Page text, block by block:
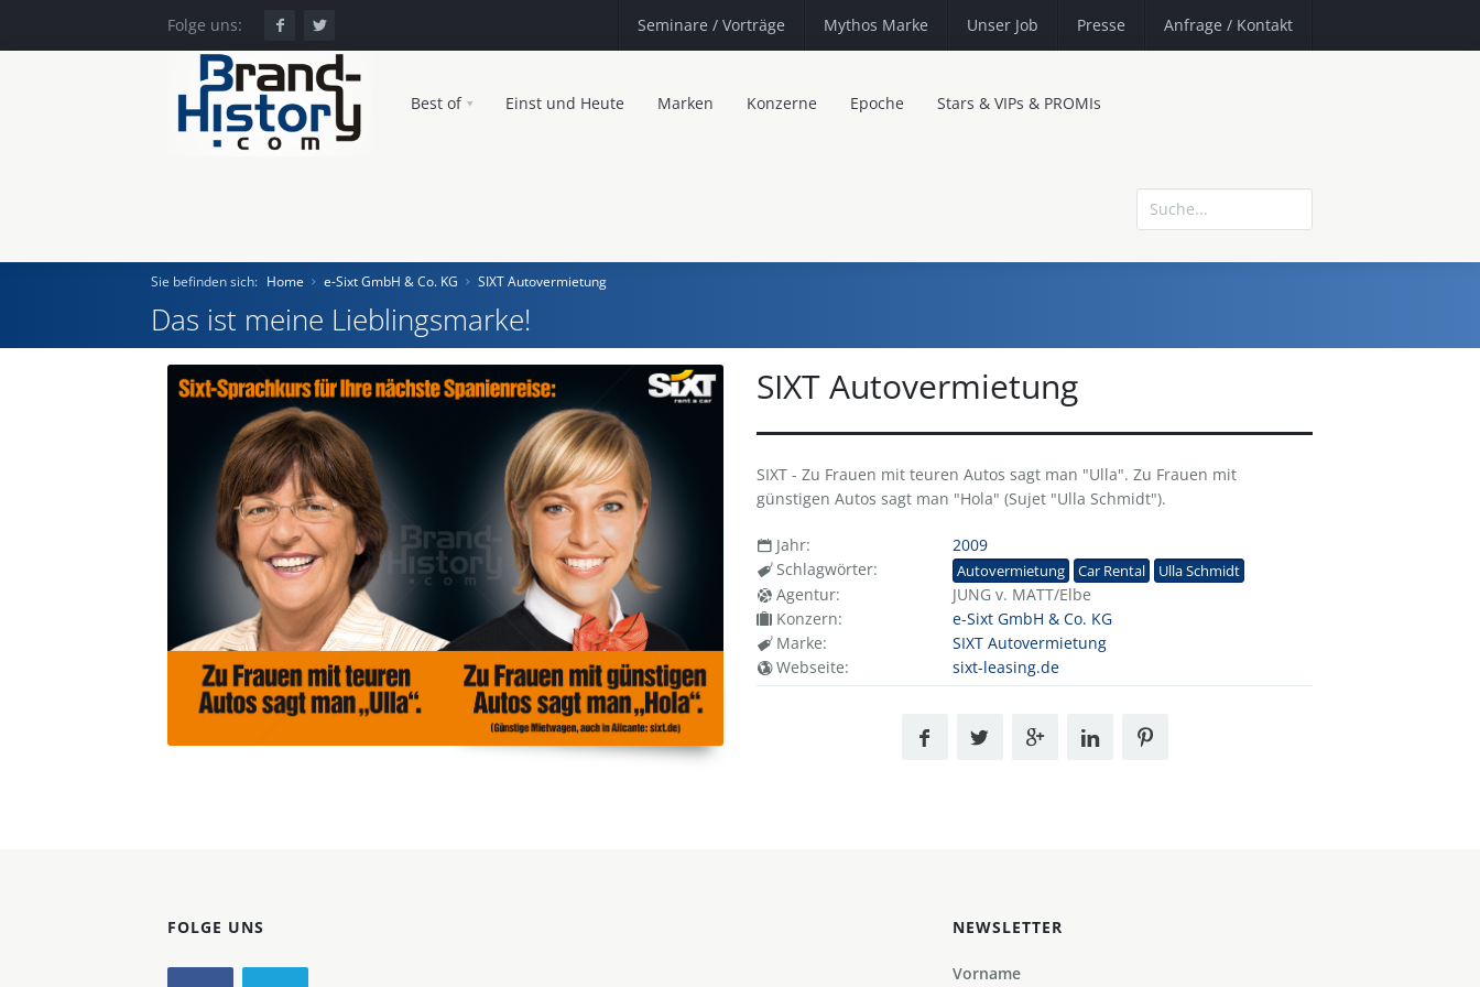
Folge uns: Seminare / Vorträge Mythos Marke Unser Job Presse Anfrage / Kontakt
Best of Einst und Heute Marken Konzerne Epoche Stars & VIPs & PROMIs
Home
Einst und Heute
Marken
Konzerne
Sie befinden sich: Home e-Sixt GmbH & Co. KG SIXT Autovermietung
Das ist meine Lieblingsmarke!
SIXT Autovermietung
SIXT - Zu Frauen mit teuren Autos sagt man "Ulla". Zu Frauen mit
günstigen Autos sagt man "Hola" (Sujet "Ulla Schmidt").
Jahr:
2009
Schlagwörter:
Autovermietung Car Rental Ulla Schmidt
Agentur:
JUNG v. MATT/Elbe
Konzern:
e-Sixt GmbH & Co. KG
Marke:
SIXT Autovermietung
Webseite:
sixt-leasing.de
FOLGE UNS NEWSLETTER
Vorname